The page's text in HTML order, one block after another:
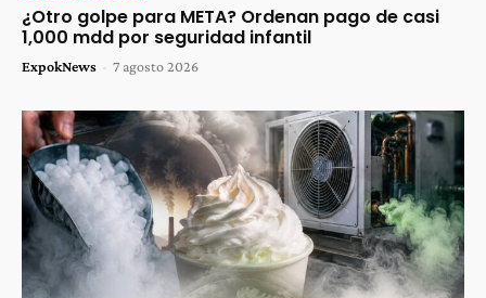
¿Otro golpe para META? Ordenan pago de casi
1,000 mdd por seguridad infantil
ExpokNews - 7 agosto 2026